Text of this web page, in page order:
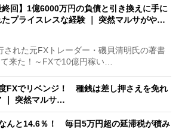
終回】1億6000万円の負債と引き換えに手に
たプライスレスな経験 ｜ 突然マルサがや…
れた元FXトレーダー・磯貝清明氏の著書
来た！～FXで10億円稼い…
度FXでリベンジ！ 種銭は差し押さえを免れ
｜ 突然マルサ…
なんと14.6％！ 毎日5万円超の延滞税が積み